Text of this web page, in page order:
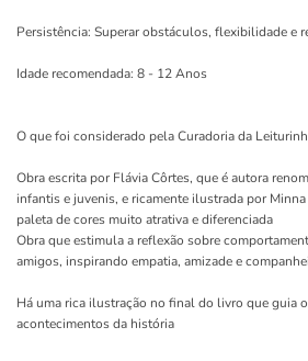
Persistência: Superar obstáculos, flexibilidade e
Idade recomendada: 8 - 12 Anos
O que foi considerado pela Curadoria da
Obra escrita por Flávia Côrtes, que é autora
infantis e juvenis, e ricamente ilustrada por
paleta de cores muito atrativa e diferenciada
Obra que estimula a reflexão sobre
amigos, inspirando empatia, amizade e
Há uma rica ilustração no final do livro que guia
acontecimentos da história